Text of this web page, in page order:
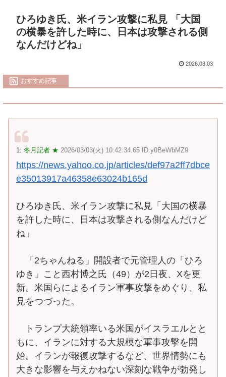
ひろゆき氏、米イラン攻撃に私見 「大国
の横暴を許した時に、日本は攻撃される側
なんだけどね」
2026.03.03
おすすめ記事
1: 冬月記者 ★ 2026/03/03(火) 10:42:34.65 ID:y0BeWbMZ9
https://news.yahoo.co.jp/articles/def97a2ff7dbce
e35013917a46358e63024b165d
ひろゆき氏、米イラン攻撃に私見「大国の横暴
を許した時に、日本は攻撃される側なんだけど
ね」
「2ちゃんねる」開設者で元管理人の「ひろ
ゆき」こと西村博之氏（49）が2日夜、Xを更
新。米国らによるイラン軍事攻撃をめぐり、私
見をつづった。
トランプ大統領率いる米国がイスラエルとと
もに、イランに対する大規模な軍事攻撃を開
始。イランが報復攻撃するなど、世界情勢にも
大きな影響を与えかねない深刻な戦争が勃発し